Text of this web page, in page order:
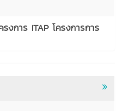
งการ ITAP โครงการการ